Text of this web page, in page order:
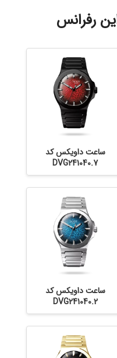
رفرانس
ساعت داویکس کد
DVG241040.7
ساعت داویکس کد
DVG241040.2